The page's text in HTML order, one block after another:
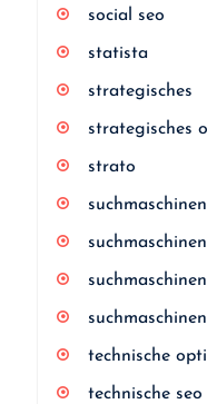
social seo
statista
strategisches
strategisches
strato
technische
technische seo